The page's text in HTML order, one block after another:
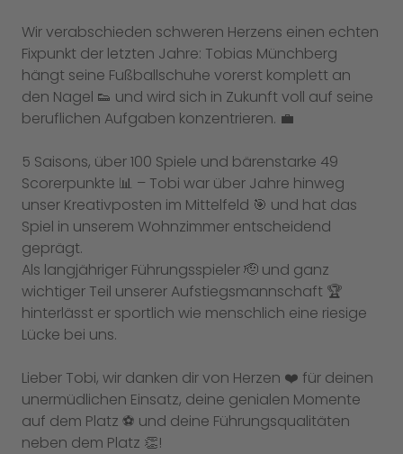
Wir verabschieden schweren Herzens einen echten
Fixpunkt der letzten Jahre: Tobias Münchberg
hängt seine Fußballschuhe vorerst komplett an
den Nagel 👟 und wird sich in Zukunft voll auf seine
beruflichen Aufgaben konzentrieren. 💼
5 Saisons, über 100 Spiele und bärenstarke 49
Scorerpunkte 📊 – Tobi war über Jahre hinweg
unser Kreativposten im Mittelfeld 🎯 und hat das
Spiel in unserem Wohnzimmer entscheidend
geprägt.
Als langjähriger Führungsspieler 🫡 und ganz
wichtiger Teil unserer Aufstiegsmannschaft 🏆
hinterlässt er sportlich wie menschlich eine riesige
Lücke bei uns.
Lieber Tobi, wir danken dir von Herzen ❤️ für deinen
unermüdlichen Einsatz, deine genialen Momente
auf dem Platz ⚽️ und deine Führungsqualitäten
neben dem Platz 👏!